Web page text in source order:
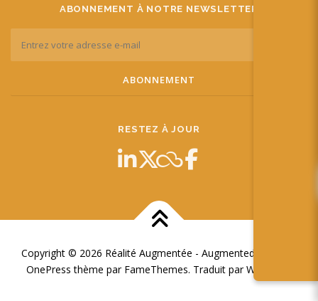
ABONNEMENT À NOTRE NEWSLETTER
RESTEZ À JOUR
Copyright © 2026 Réalité Augmentée - Augmented Reality
OnePress thème par FameThemes. Traduit par Wp Trads.